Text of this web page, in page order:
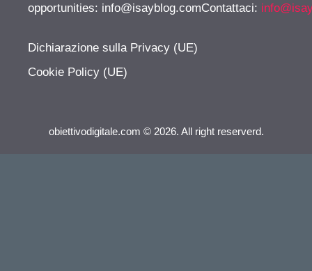
opportunities: info@isayblog.comContattaci:
Dichiarazione sulla Privacy (UE)
Cookie Policy (UE)
obiettivodigitale.com © 2026. All right reserverd.